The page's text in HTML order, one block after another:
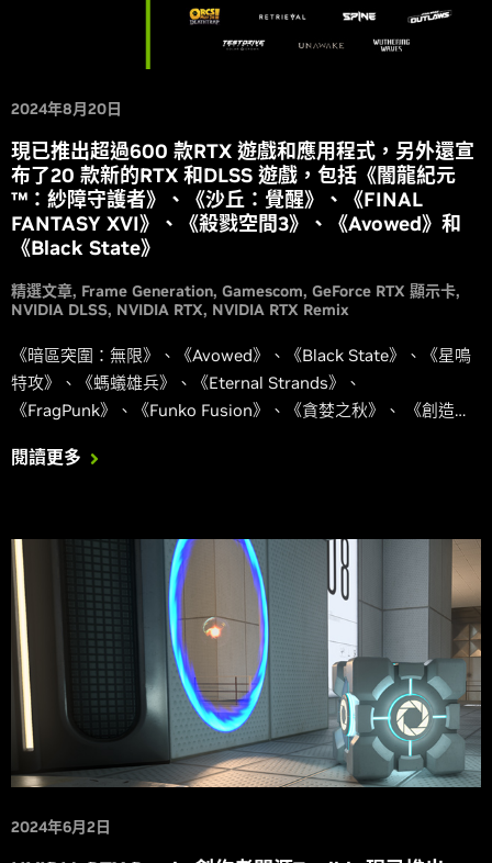
2024年8月20日
現已推出超過600 款RTX 遊戲和應用程式，另外還宣
布了20 款新的RTX 和DLSS 遊戲，包括《闇龍紀元
™：紗障守護者》、《沙丘：覺醒》、《FINAL
FANTASY XVI》、《殺戮空間3》、《Avowed》和
《Black State》
精選文章 Frame Generation Gamescom GeForce RTX 顯示卡
NVIDIA DLSS NVIDIA RTX NVIDIA RTX Remix
《暗區突圍：無限》、《Avowed》、《Black State》、《星鳴
特攻》、《螞蟻雄兵》、《Eternal Strands》、
《FragPunk》、《Funko Fusion》、《貪婪之秋》、 《創造王
《獸人必須死! 死亡陷阱》、《SPINE》、《 車魂：無限賽 日
閱讀更多
2024年6月2日